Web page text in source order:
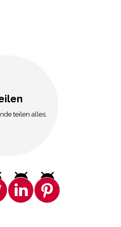
teilen alles.